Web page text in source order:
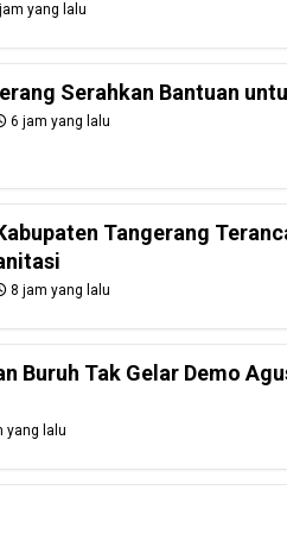
yang lalu
Serahkan Bantuan
6 jam yang lalu
Tangerang
8 jam yang lalu
Buruh Tak Gelar Demo
yang lalu